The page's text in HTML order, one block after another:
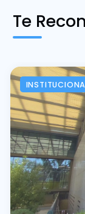
Te